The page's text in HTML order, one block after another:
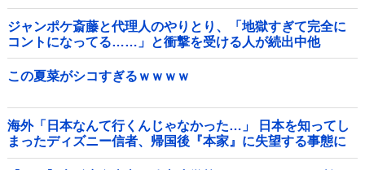
ジャンポケ斎藤と代理人のやりとり、「地獄すぎて完全に
コントになってる……」と衝撃を受ける人が続出中他
この夏菜がシコすぎるｗｗｗｗ
海外「日本なんて行くんじゃなかった…」 日本を知ってし
まったディズニー信者、帰国後『本家』に失望する事態に